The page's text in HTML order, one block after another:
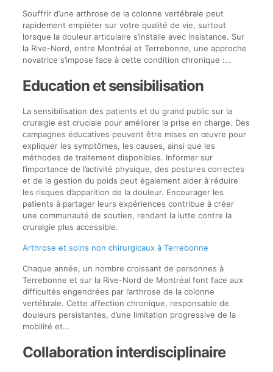
Souffrir d’une arthrose de la colonne vertébrale peut
rapidement empiéter sur votre qualité de vie, surtout
lorsque la douleur articulaire s’installe avec insistance. Sur
la Rive-Nord, entre Montréal et Terrebonne, une approche
novatrice s’impose face à cette condition chronique :…
Education et sensibilisation
La sensibilisation des patients et du grand public sur la
cruralgie est cruciale pour améliorer la prise en charge. Des
campagnes éducatives peuvent être mises en œuvre pour
expliquer les symptômes, les causes, ainsi que les
méthodes de traitement disponibles. Informer sur
l’importance de l’activité physique, des postures correctes
et de la gestion du poids peut également aider à réduire
les risques d’apparition de la douleur. Encourager les
patients à partager leurs expériences contribue à créer
une communauté de soutien, rendant la lutte contre la
cruralgie plus accessible.
Arthrose et soins non chirurgicaux à Terrebonne
Chaque année, un nombre croissant de personnes à
Terrebonne et sur la Rive-Nord de Montréal font face aux
difficultés engendrées par l’arthrose de la colonne
vertébrale. Cette affection chronique, responsable de
douleurs persistantes, d’une limitation progressive de la
mobilité et…
Collaboration interdisciplinaire